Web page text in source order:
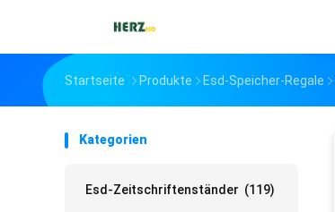
Startseite Produkte Esd-Speicher-Regale
Kategorien
Esd-Zeitschriftenständer (119)